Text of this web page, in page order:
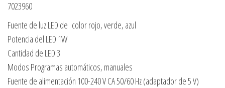
7023960
Fuente de luz LED de color rojo, verde, azul
Potencia del LED 1W
Cantidad de LED 3
Modos Programas automáticos, manuales
Fuente de alimentación 100-240 V CA 50/60 Hz (adaptador de 5 V)